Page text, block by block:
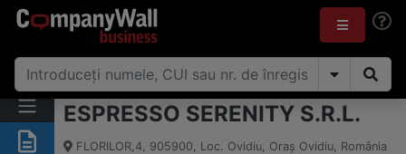
Rezumat
ESPRESSO SERENITY S.R.L.
FLORILOR,4, 905900, Loc. Ovidiu, Oraş Ovidiu, România